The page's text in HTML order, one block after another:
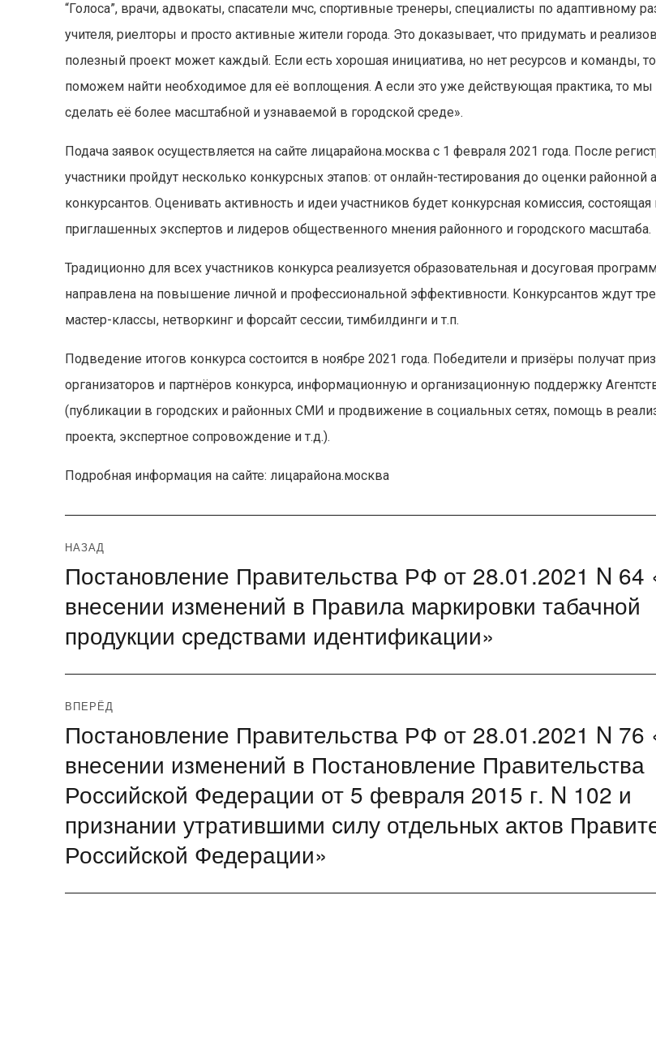
“Голоса”, врачи, адвокаты, спасатели мчс, спортивные тренеры, специалисты по адаптивному
учителя, риелторы и просто активные жители города. Это доказывает, что придумать и
полезный проект может каждый. Если есть хорошая инициатива, но нет ресурсов и команды,
поможем найти необходимое для её воплощения. А если это уже действующая практика, то
сделать её более масштабной и узнаваемой в городской среде».
Подача заявок осуществляется на сайте лицарайона.москва с 1 февраля 2021 года. После
участники пройдут несколько конкурсных этапов: от онлайн-тестирования до оценки районной
конкурсантов. Оценивать активность и идеи участников будет конкурсная комиссия, состоящая
приглашенных экспертов и лидеров общественного мнения районного и городского масштаба.
Традиционно для всех участников конкурса реализуется образовательная и досуговая
направлена на повышение личной и профессиональной эффективности. Конкурсантов ждут
мастер-классы, нетворкинг и форсайт сессии, тимбилдинги и т.п.
Подведение итогов конкурса состоится в ноябре 2021 года. Победители и призёры получат
организаторов и партнёров конкурса, информационную и организационную поддержку
(публикации в городских и районных СМИ и продвижение в социальных сетях, помощь в
проекта, экспертное сопровождение и т.д.).
Подробная информация на сайте: лицарайона.москва
Навигация
по
записям
НАЗАД
Предыдущая
Постановление Правительства РФ от 28.01.2021 N 64
внесении изменений в Правила маркировки табачной
продукции средствами идентификации»
ВПЕРЁД
Следующая
Постановление Правительства РФ от 28.01.2021 N 76
внесении изменений в Постановление Правительства
Российской Федерации от 5 февраля 2015 г. N 102 и
признании утратившими силу отдельных актов
Российской Федерации»